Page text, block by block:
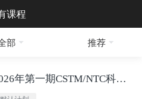
课程
部 推荐
2026年第一期CSTM/NTC科学试验方法标准化 高级人才培训班视频回放